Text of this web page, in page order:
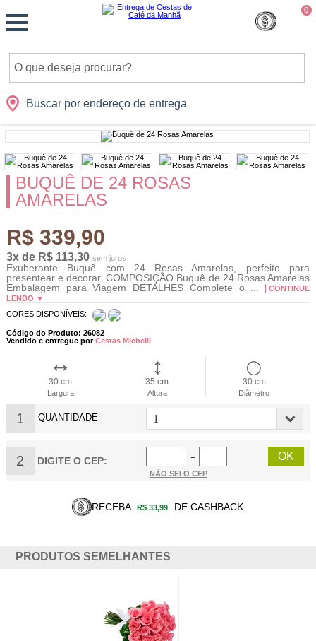
0
Buscar por endereço de entrega
Cidades Presentes Datas Shopping
Monte
sua
BUQUÊ DE 24 ROSAS
AMARELAS
R$ 339,90
3x de R$ 113,30 sem juros
Exuberante Buquê com 24 Rosas Amarelas, perfeito para
presentear e decorar. COMPOSIÇÃO Buquê de 24 Rosas Amarelas
Embalagem para Viagem DETALHES Complete o ... CONTINUE
LENDO ▼
CORES DISPONÍVEIS:
Código do Produto: 26082
Vendido e entregue porCestas Michelli
30 cm
Largura
35 cm
Altura
30 cm
Diâmetro
1 QUANTIDADE
2 DIGITE O CEP:
−
NÃO SEI O CEP
RECEBA R$ 33,99 DE CASHBACK
PRODUTOS SEMELHANTES